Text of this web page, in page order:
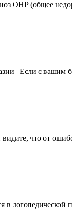
ОНР (общее
Если с вашим
что от
в